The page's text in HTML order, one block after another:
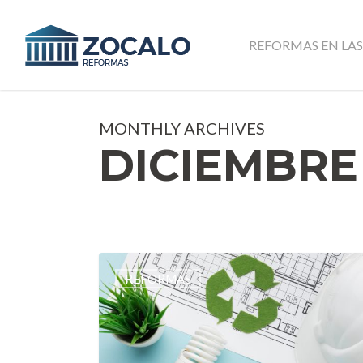
REFORMAS EN
MONTHLY ARCHIVES
Realizar
reformas
sostenibles
REFORMAS